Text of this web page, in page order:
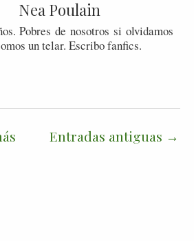
Nea Poulain
Pobres de nosotros si olvidamos
un telar. Escribo fanfics.
Entradas antiguas